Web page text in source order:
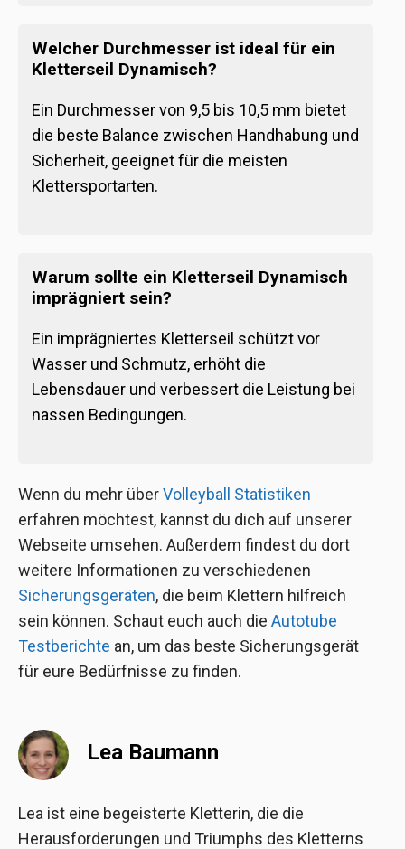
Welcher Durchmesser ist ideal für ein
Kletterseil Dynamisch?
Ein Durchmesser von 9,5 bis 10,5 mm bietet
die beste Balance zwischen Handhabung und
Sicherheit, geeignet für die meisten
Klettersportarten.
Warum sollte ein Kletterseil Dynamisch
imprägniert sein?
Ein imprägniertes Kletterseil schützt vor
Wasser und Schmutz, erhöht die
Lebensdauer und verbessert die Leistung bei
nassen Bedingungen.
Wenn du mehr überVolleyball Statistiken
erfahren möchtest, kannst du dich auf unserer
Webseite umsehen. Außerdem findest du dort
weitere Informationen zu verschiedenen
Sicherungsgeräten, die beim Klettern hilfreich
sein können. Schaut euch auch die Autotube
Testberichte an, um das beste Sicherungsgerät
für eure Bedürfnisse zu finden.
Lea Baumann
Lea ist eine begeisterte Kletterin, die die
Herausforderungen und Triumphs des Kletterns